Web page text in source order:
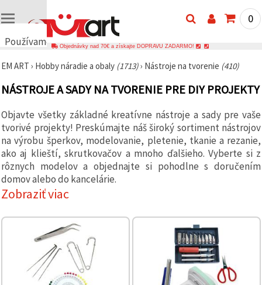
Používame
🍪
cookies a
aby sme
zabezpečili
správne
fungovanie
webovej
stránky,
zlepšili váš
používateľský
zážitok a s
vaším
analyzovali
relevantnejší
obsah a
reklamu, aj
0
Objednávky nad 70€ a získajte DOPRAVU ZADARMO!
EM ART › Hobby náradie a obaly (1713)› Nástroje na tvorenie (410)
NÁSTROJE A SADY NA TVORENIE PRE DIY PROJEKTY
Objavte všetky základné kreatívne nástroje a sady pre vaše
tvorivé projekty! Preskúmajte náš široký sortiment nástrojov
na výrobu šperkov, modelovanie, pletenie, tkanie a rezanie,
ako aj klieští, skrutkovačov a mnoho ďalšieho. Vyberte si z
rôznych modelov a objednajte si pohodlne s doručením
domov alebo do kancelárie.
Zobraziť viac